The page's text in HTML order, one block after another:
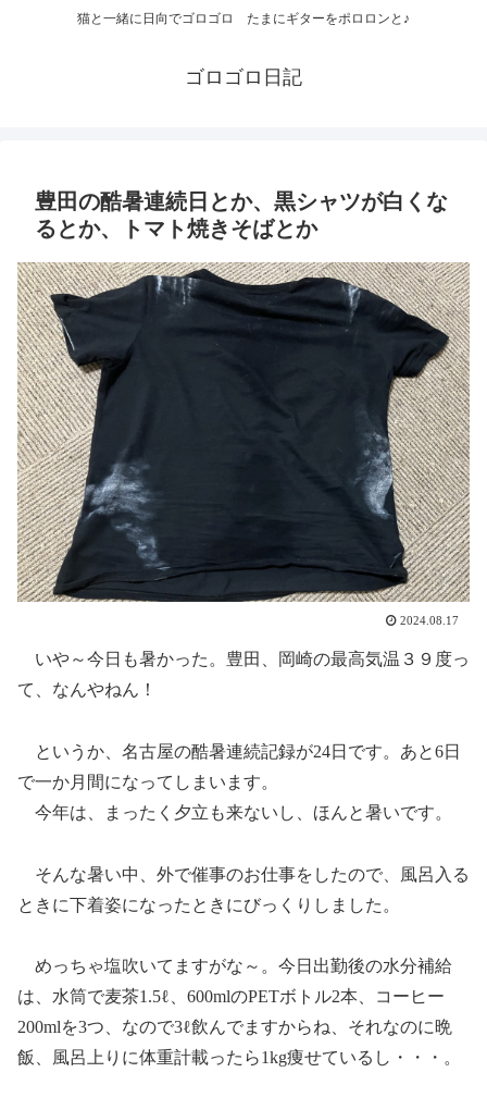
猫と一緒に日向でゴロゴロ たまにギターをポロロンと♪
ゴロゴロ日記
豊田の酷暑連続日とか、黒シャツが白くな
るとか、トマト焼きそばとか
2024.08.17
いや～今日も暑かった。豊田、岡崎の最高気温３９度っ
て、なんやねん！
というか、名古屋の酷暑連続記録が24日です。あと6日
で一か月間になってしまいます。
今年は、まったく夕立も来ないし、ほんと暑いです。
そんな暑い中、外で催事のお仕事をしたので、風呂入る
ときに下着姿になったときにびっくりしました。
めっちゃ塩吹いてますがな～。今日出勤後の水分補給
は、水筒で麦茶1.5ℓ、600mlのPETボトル2本、コーヒー
200mlを3つ、なので3ℓ飲んでますからね、それなのに晩
飯、風呂上りに体重計載ったら1kg痩せているし・・・。